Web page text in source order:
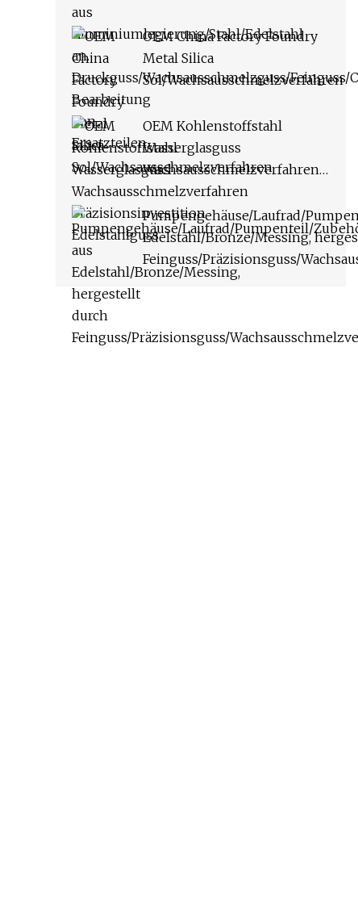
OEM China Factory Foundry
Metal Silica
Sol/Wachsausschmelzverfahren
OEM Kohlenstoffstahl
Wasserglasguss
Wachsausschmelzverfahren
Präzisionsinvestition
Edelstahlguss
Pumpengehäuse/Laufrad/
Edelstahl/Bronze/Messing,
Feinguss/Präzisionsguss/